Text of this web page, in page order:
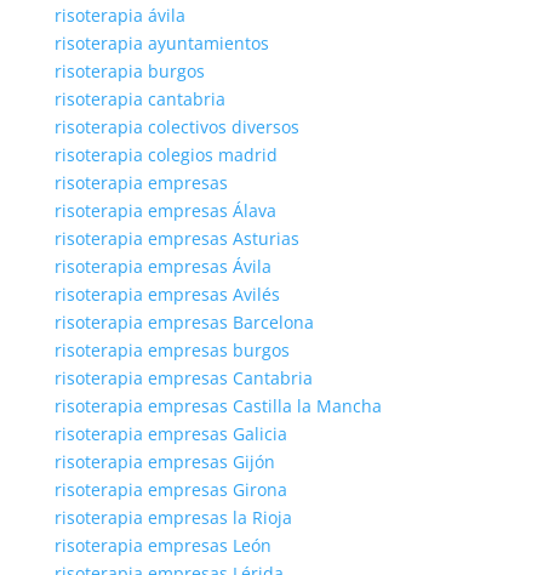
risoterapia ávila
risoterapia ayuntamientos
risoterapia burgos
risoterapia cantabria
risoterapia colectivos diversos
risoterapia colegios madrid
risoterapia empresas
risoterapia empresas Álava
risoterapia empresas Asturias
risoterapia empresas Ávila
risoterapia empresas Avilés
risoterapia empresas Barcelona
risoterapia empresas burgos
risoterapia empresas Cantabria
risoterapia empresas Castilla la Mancha
risoterapia empresas Galicia
risoterapia empresas Gijón
risoterapia empresas Girona
risoterapia empresas la Rioja
risoterapia empresas León